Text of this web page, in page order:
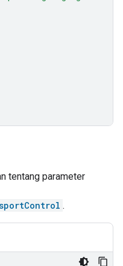
tentang parameter
.